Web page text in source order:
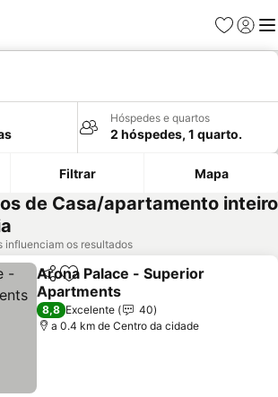
Favoritos
Iniciar
Hóspedes e quartos
2 hóspedes, 1 quarto.
Filtrar Mapa
de Casa/apartamento inteiro
influenciam os resultados
PartilharAdicionar aos favoritos
Arona Palace - Superior
Apartments
8,8 Excelente
40
a 0.4 km de Centro da cidade